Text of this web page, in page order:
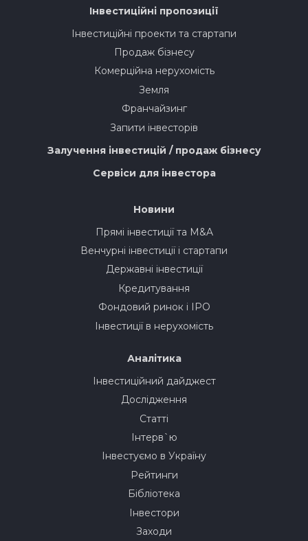
Інвестиційні пропозиції
Інвестиційні проекти та стартапи
Продаж бізнесу
Комерційна нерухомість
Земля
Франчайзинг
Запити інвесторів
Залучення інвестицій / продаж бізнесу
Сервіси для інвестора
Новини
Прямі інвестиції та M&A
Венчурні інвестиції і стартапи
Державні інвестиції
Кредитування
Фондовий ринок і IPO
Інвестиції в нерухомість
Аналітика
Інвестиційний дайджест
Дослідження
Статті
Інтерв`ю
Інвестуємо в Україну
Рейтинги
Бібліотека
Інвестори
Заходи